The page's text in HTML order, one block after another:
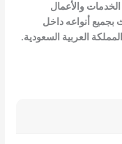
جميع الخدمات والأعمال
بجميع أنواعه داخل
العربية السعودية.